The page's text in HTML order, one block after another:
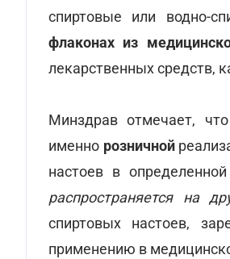
спиртовые или водно-
флаконах из
лекарственных средств,
Минздрав отмечает,
именно розничной
настоев в
распространяется на
спиртовых настоев,
применению в